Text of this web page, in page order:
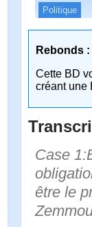
Politique
Rebonds :
Cette BD
créant une
Case
être le